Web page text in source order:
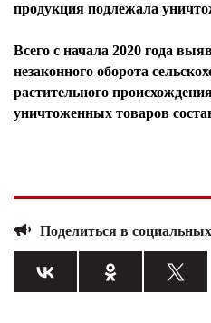
продукция подлежала
Всего с начала 2020 года
незаконного оборота
растительного
уничтоженных товаров
Поделиться в